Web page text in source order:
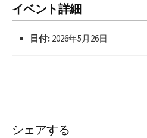
イベント詳細
日付: 2026年5月26日
シェアする